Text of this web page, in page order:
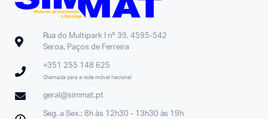
Rua do Multipark I nº 39, 4595-542
Seroa, Paços de Ferreira
+351 255 148 625
Chamada para a rede móvel nacional
geral@simmat.pt
Seg. a Sex.: 8h às 12h30 - 13h30 às 19h